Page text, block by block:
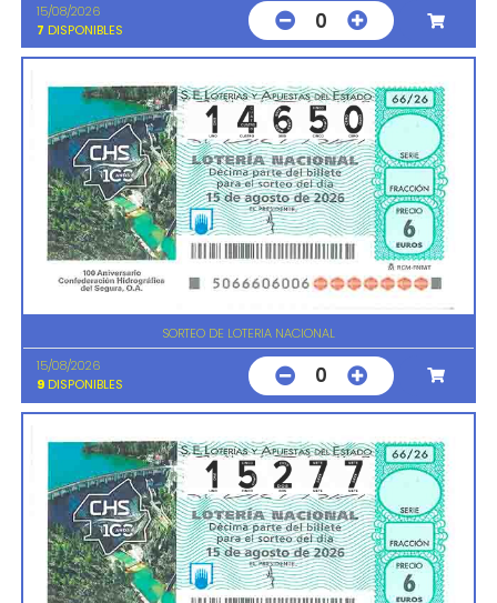
15/08/2026
7 DISPONIBLES 0
SORTEO DE LOTERIA NACIONAL
15/08/2026
9 DISPONIBLES 0